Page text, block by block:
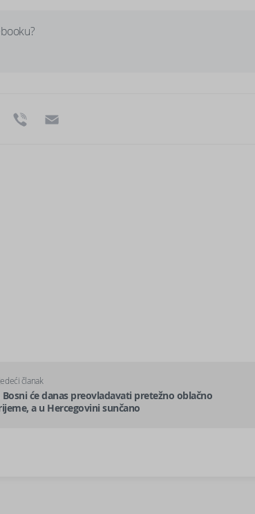
WhatsApp
Viber
članak
Bosni će danas preovladavati pretežno oblačno
a u Hercegovini sunčano